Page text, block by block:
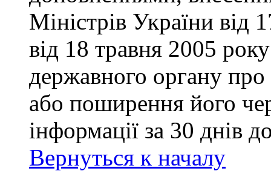
Міністрів України від
від 18 травня 2005
державного органу
або поширення його
інформації за 30 днів
Вернуться к началу